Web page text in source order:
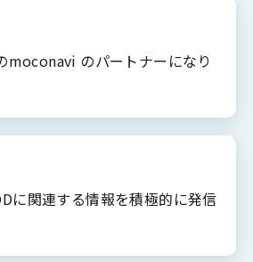
moconavi のパートナーになり
に関連する情報を積極的に発信